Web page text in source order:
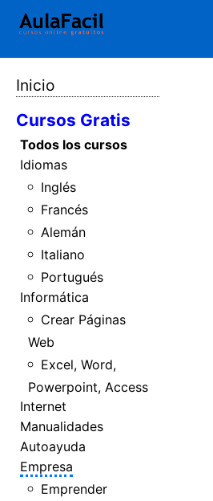
Inicio
Cursos Gratis
Todos los cursos
Idiomas
Inglés
Francés
Alemán
Italiano
Portugués
Informática
Crear Páginas
Web
Excel, Word,
Powerpoint, Access
Internet
Manualidades
Autoayuda
Empresa
Emprender